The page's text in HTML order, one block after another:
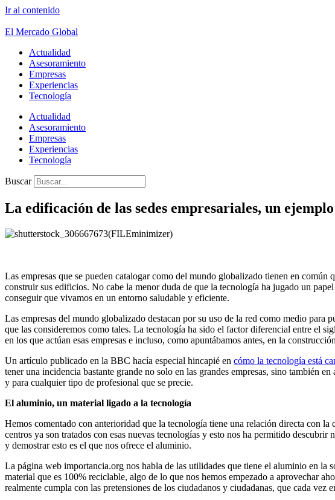
Ir al contenido
El Mercado Global
Actualidad
Asesoramiento
Empresas
Experiencias
Tecnología
Actualidad
Asesoramiento
Empresas
Experiencias
Tecnología
Buscar
La edificación de las sedes empresariales, un
Las empresas que se pueden catalogar como del mundo globalizado tienen en común
construir sus edificios. No cabe la menor duda de que la tecnología ha jugado un
conseguir que vivamos en un entorno saludable y eficiente.
Las empresas del mundo globalizado destacan por su uso de la red como medio para
que las consideremos como tales. La tecnología ha sido el factor diferencial entre el
en los que actúan esas empresas e incluso, como apuntábamos antes, en la
Un artículo publicado en la BBC hacía especial hincapié en cómo la tecnología está
tener una incidencia bastante grande no solo en las grandes empresas, sino también
y para cualquier tipo de profesional que se precie.
El aluminio, un material ligado a la tecnología
Hemos comentado con anterioridad que la tecnología tiene una relación directa con
centros ya son tratados con esas nuevas tecnologías y esto nos ha permitido
y demostrar esto es el que nos ofrece el aluminio.
La página web importancia.org nos habla de las utilidades que tiene el aluminio en la
material que es 100% reciclable, algo de lo que nos hemos empezado a aprovechar
realmente cumpla con las pretensiones de los ciudadanos y ciudadanas, que cada vez